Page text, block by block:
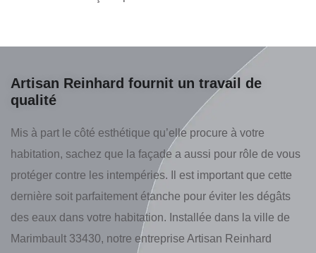
Artisan Reinhard fournit un travail de
qualité
Mis à part le côté esthétique qu’elle procure à votre
habitation, sachez que la façade a aussi pour rôle de vous
protéger contre les intempéries. Il est important que cette
dernière soit parfaitement étanche pour éviter les dégâts
des eaux dans votre habitation. Installée dans la ville de
Marimbault 33430, notre entreprise Artisan Reinhard